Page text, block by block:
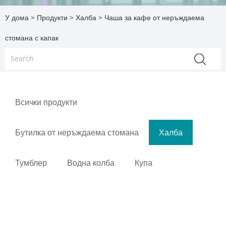
У дома > Продукти > Халба > Чаша за кафе от неръждаема
стомана с капак
Всички продукти
Бутилка от неръждаема стомана Халба
Тумблер Водна колба Купа